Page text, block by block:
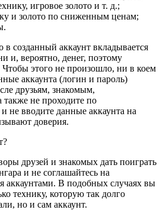
игровое золото и т. д.;
и золото по сниженным ценам;
созданный аккаунт вкладывается
и, вероятно, денег, поэтому
Чтобы этого не произошло, ни в коем
аккаунта (логин и пароль)
друзьям, знакомым,
также не проходите по
не вводите данные аккаунта на
доверия.
друзей и знакомых дать поиграть
и не соглашайтесь на
аккаунтами. В подобных случаях вы
технику, которую так долго
но и сам аккаунт.